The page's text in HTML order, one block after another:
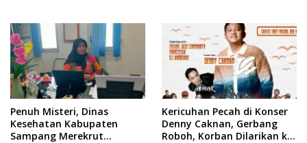
Sampang Angkat Bicara
Penuh Misteri, Dinas
Kesehatan Kabupaten
Sampang Merekrut
Kericuhan Pecah di Konser
Denny Caknan, Gerbang
Roboh, Korban Dilarikan ke